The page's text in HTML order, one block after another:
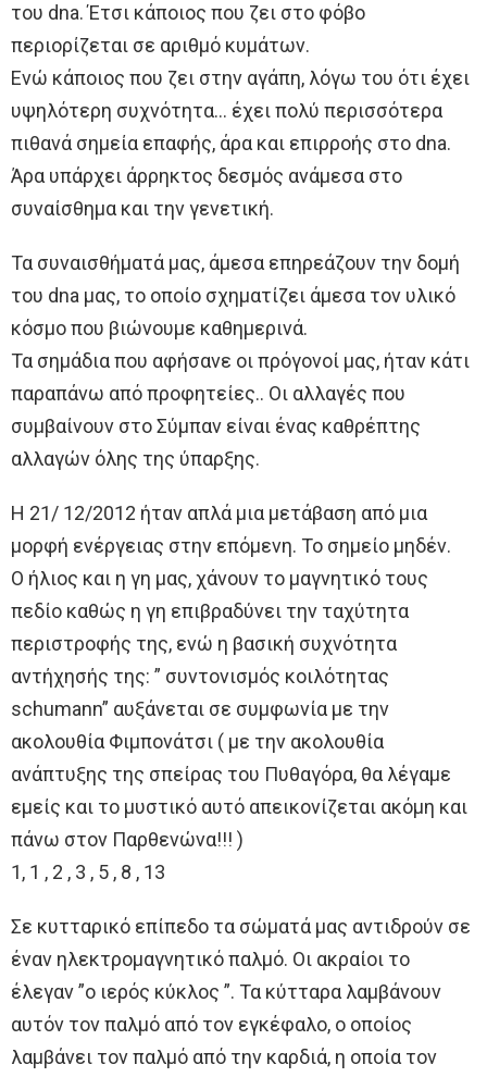
του dna. Έτσι κάποιος που ζει στο φόβο
περιορίζεται σε αριθμό κυμάτων.
Ενώ κάποιος που ζει στην αγάπη, λόγω του ότι έχει
υψηλότερη συχνότητα… έχει πολύ περισσότερα
πιθανά σημεία επαφής, άρα και επιρροής στο dna.
Άρα υπάρχει άρρηκτος δεσμός ανάμεσα στο
συναίσθημα και την γενετική.
Τα συναισθήματά μας, άμεσα επηρεάζουν την δομή
του dna μας, το οποίο σχηματίζει άμεσα τον υλικό
κόσμο που βιώνουμε καθημερινά.
Τα σημάδια που αφήσανε οι πρόγονοί μας, ήταν κάτι
παραπάνω από προφητείες.. Οι αλλαγές που
συμβαίνουν στο Σύμπαν είναι ένας καθρέπτης
αλλαγών όλης της ύπαρξης.
Η 21/ 12/2012 ήταν απλά μια μετάβαση από μια
μορφή ενέργειας στην επόμενη. Το σημείο μηδέν.
Ο ήλιος και η γη μας, χάνουν το μαγνητικό τους
πεδίο καθώς η γη επιβραδύνει την ταχύτητα
περιστροφής της, ενώ η βασική συχνότητα
αντήχησής της: ” συντονισμός κοιλότητας
schumann” αυξάνεται σε συμφωνία με την
ακολουθία Φιμπονάτσι ( με την ακολουθία
ανάπτυξης της σπείρας του Πυθαγόρα, θα λέγαμε
εμείς και το μυστικό αυτό απεικονίζεται ακόμη και
πάνω στον Παρθενώνα!!! )
1, 1 , 2 , 3 , 5 , 8 , 13
Σε κυτταρικό επίπεδο τα σώματά μας αντιδρούν σε
έναν ηλεκτρομαγνητικό παλμό. Οι ακραίοι το
έλεγαν ”ο ιερός κύκλος ”. Τα κύτταρα λαμβάνουν
αυτόν τον παλμό από τον εγκέφαλο, ο οποίος
λαμβάνει τον παλμό από την καρδιά, η οποία τον